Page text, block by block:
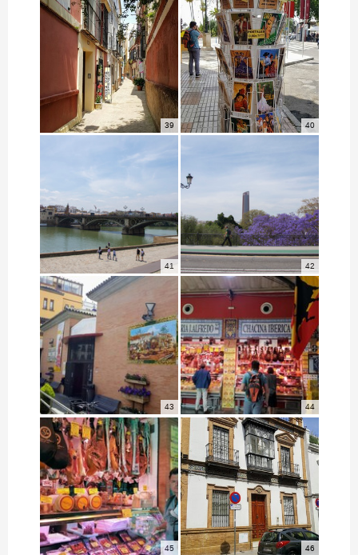
39 40
41 42
43 44
45 46